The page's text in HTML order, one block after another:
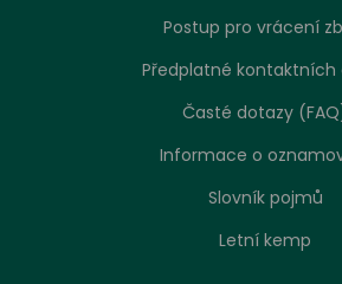
Postup pro vrácení
Předplatné kontaktních
Časté dotazy
Informace o
Slovník pojmů
Letní kemp